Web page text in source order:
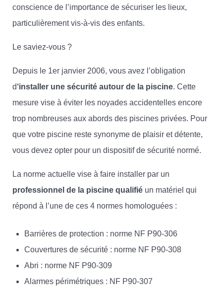
conscience de l’importance de sécuriser les lieux,
particulièrement vis-à-vis des enfants.
Le saviez-vous ?
Depuis le 1er janvier 2006, vous avez l’obligation
d‘installer une sécurité autour de la piscine. Cette
mesure vise à éviter les noyades accidentelles encore
trop nombreuses aux abords des piscines privées. Pour
que votre piscine reste synonyme de plaisir et détente,
vous devez opter pour un dispositif de sécurité normé.
La norme actuelle vise à faire installer par un
professionnel de la piscine qualifié un matériel qui
répond à l’une de ces 4 normes homologuées :
Barrières de protection : norme NF P90-306
Couvertures de sécurité : norme NF P90-308
Abri : norme NF P90-309
Alarmes périmétriques : NF P90-307